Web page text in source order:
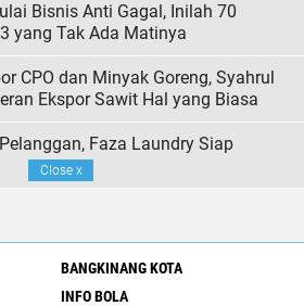
Bisnis Anti Gagal, Inilah 70
yang Tak Ada Matinya
CPO dan Minyak Goreng, Syahrul
Ekspor Sawit Hal yang Biasa
Faza Laundry Siap
BANGKINANG KOTA
INFO BOLA
Close x